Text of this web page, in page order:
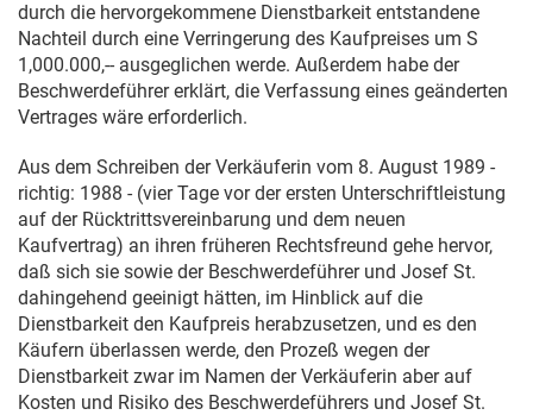
durch die hervorgekommene Dienstbarkeit entstandene
Nachteil durch eine Verringerung des Kaufpreises um S
1,000.000,-- ausgeglichen werde. Außerdem habe der
Beschwerdeführer erklärt, die Verfassung eines geänderten
Vertrages wäre erforderlich.
Aus dem Schreiben der Verkäuferin vom 8. August 1989 -
richtig: 1988 - (vier Tage vor der ersten Unterschriftleistung
auf der Rücktrittsvereinbarung und dem neuen
Kaufvertrag) an ihren früheren Rechtsfreund gehe hervor,
daß sich sie sowie der Beschwerdeführer und Josef St.
dahingehend geeinigt hätten, im Hinblick auf die
Dienstbarkeit den Kaufpreis herabzusetzen, und es den
Käufern überlassen werde, den Prozeß wegen der
Dienstbarkeit zwar im Namen der Verkäuferin aber auf
Kosten und Risiko des Beschwerdeführers und Josef St.